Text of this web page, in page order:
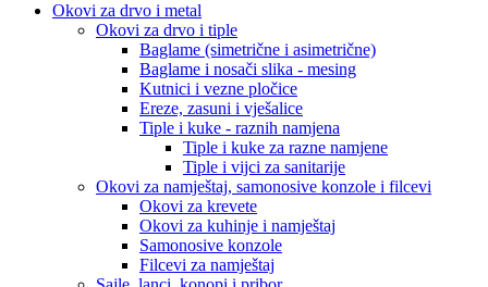
Okovi za drvo i metal
Okovi za drvo i tiple
Baglame (simetrične i asimetrične)
Baglame i nosači slika - mesing
Kutnici i vezne pločice
Ereze, zasuni i vješalice
Tiple i kuke - raznih namjena
Tiple i kuke za razne namjene
Tiple i vijci za sanitarije
Okovi za namještaj, samonosive konzole i filcevi
Okovi za krevete
Okovi za kuhinje i namještaj
Samonosive konzole
Filcevi za namještaj